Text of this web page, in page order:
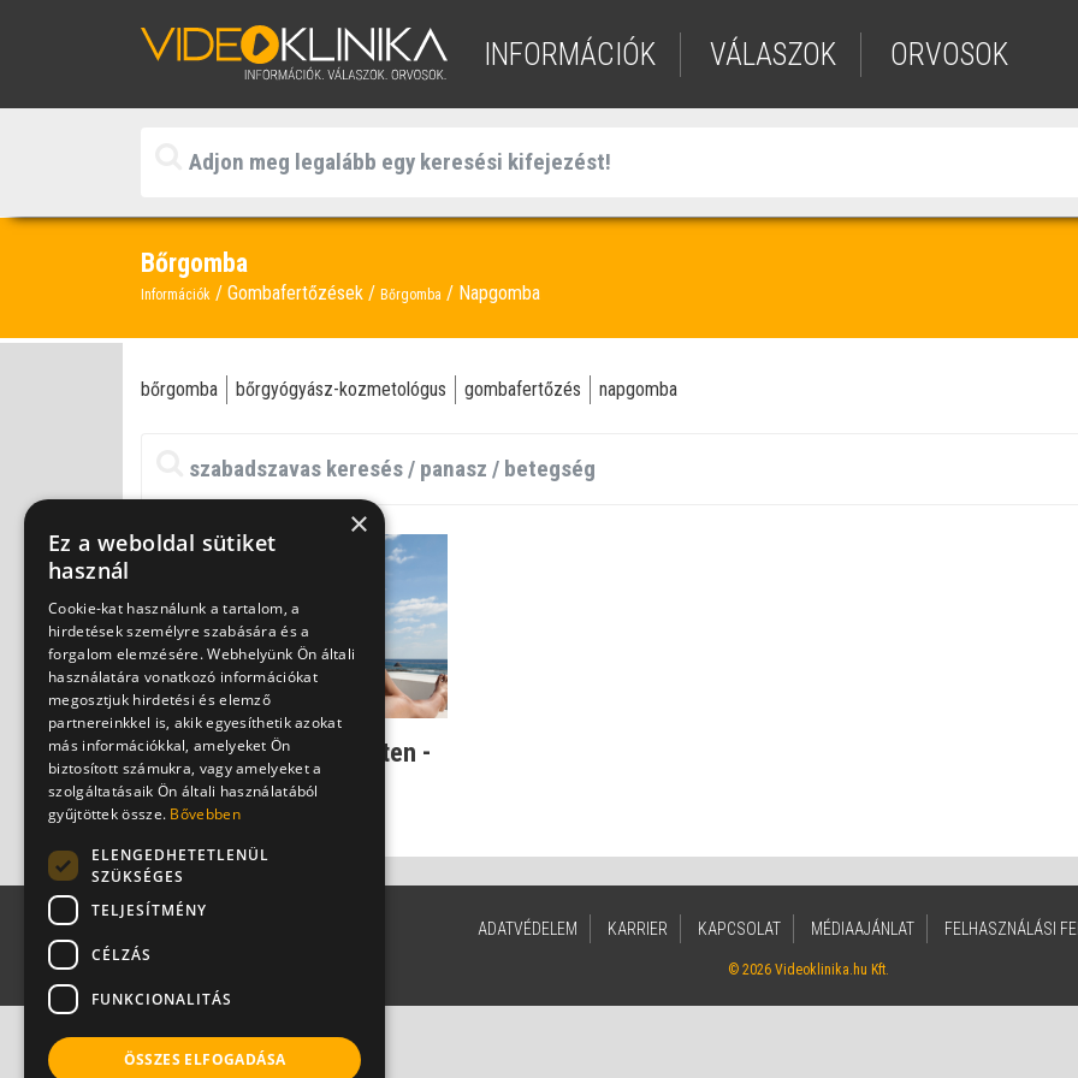
INFORMÁCIÓK VÁLASZOK ORVOSOK
Bőrgomba
Információk Gombafertőzések Bőrgomba Napgomba
bőrgomba bőrgyógyász-kozmetológus gombafertőzés napgomba
Fehér foltok a felsőtesten -
ilyen a napgomba
Dr. Papp Ildikó
ADATVÉDELEM KARRIER KAPCSOLAT MÉDIAAJÁNLAT FELHASZNÁLÁSI
© 2026 Videoklinika.hu Kft.
×
Ez a weboldal sütiket
használ
Cookie-kat használunk a tartalom, a
hirdetések személyre szabására és a
forgalom elemzésére. Webhelyünk Ön általi
használatára vonatkozó információkat
megosztjuk hirdetési és elemző
partnereinkkel is, akik egyesíthetik azokat
más információkkal, amelyeket Ön
biztosított számukra, vagy amelyeket a
szolgáltatásaik Ön általi használatából
gyűjtöttek össze. Bővebben
ELENGEDHETETLENÜL
SZÜKSÉGES
TELJESÍTMÉNY
CÉLZÁS
FUNKCIONALITÁS
ÖSSZES ELFOGADÁSA